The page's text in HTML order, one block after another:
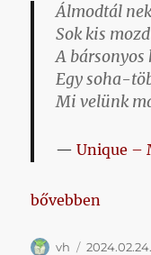
Álmodtál
Sok kis
A bársonyos
Egy soha-
Mi velünk
Unique –
„Vár még ránk
bővebben
Szerző
vh Közzétéve
2024.02.24.